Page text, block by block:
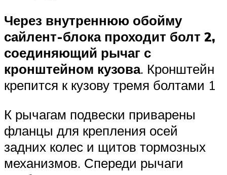
Через внутреннюю обойму
сайлент-блока проходит болт 2,
соединяющий рычаг с
кронштейном кузова. Кронштейн
крепится к кузову тремя болтами 1
К рычагам подвески приварены
фланцы для крепления осей
задних колес и щитов тормозных
механизмов. Спереди рычаги